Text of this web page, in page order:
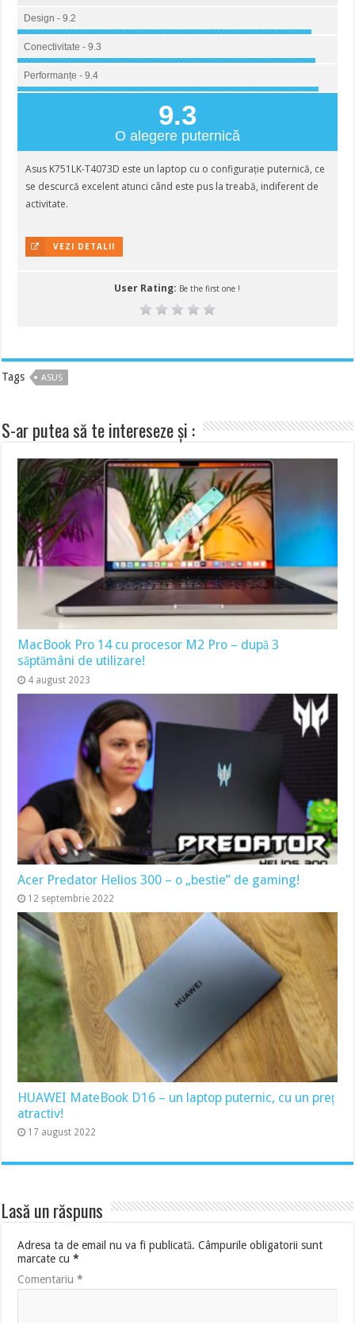
Design - 9.2
Conectivitate - 9.3
Performanțe - 9.4
9.3
O alegere puternică
Asus K751LK-T4073D este un laptop cu o configurație puternică, ce
se descurcă excelent atunci când este pus la treabă, indiferent de
activitate.
VEZI DETALII
User Rating: Be the first one !
Tags ASUS
S-ar putea să te intereseze și :
MacBook Pro 14 cu procesor M2 Pro – după 3
săptămâni de utilizare!
4 august 2023
Acer Predator Helios 300 – o „bestie” de gaming!
12 septembrie 2022
HUAWEI MateBook D16 – un laptop puternic, cu un preț
atractiv!
17 august 2022
Lasă un răspuns
Adresa ta de email nu va fi publicată. Câmpurile obligatorii sunt
marcate cu*
Comentariu*